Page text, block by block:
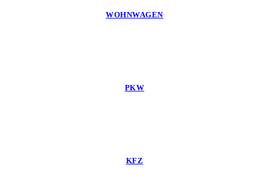
WOHNWAGEN
PKW
KFZ